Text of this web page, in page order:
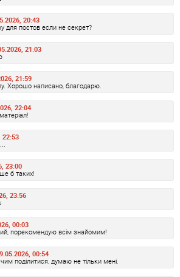
20:43
для постов если не секрет?
21:03
21:59
Хорошо написано, благодарю.
22:04
22:53
23:00
б таких!
23:56
00:03
порекомендую всім знайомим!
00:54
поділитися, думаю не тільки мені.